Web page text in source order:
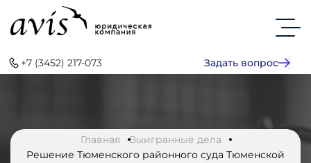
+7 (3452) 217-073 Задать вопрос
Главная
Выигранные дела
Решение Тюменского районного суда Тюменской